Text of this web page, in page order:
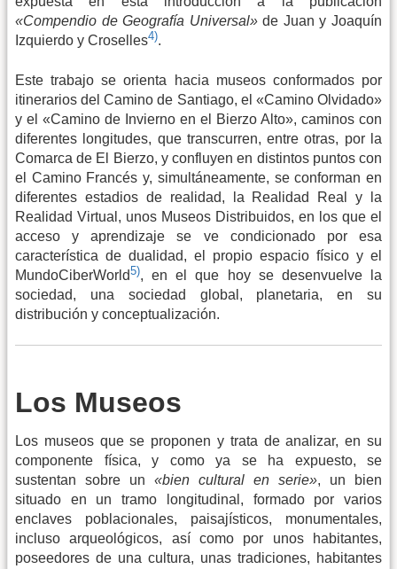
«Compendio de Geografía Universal»de Juan y Joaquín
Izquierdo y Croselles4).
Este trabajo se orienta hacia museos conformados por
itinerarios del Camino de Santiago, el «Camino Olvidado»
y el «Camino de Invierno en el Bierzo Alto», caminos con
diferentes longitudes, que transcurren, entre otras, por la
Comarca de El Bierzo, y confluyen en distintos puntos con
el Camino Francés y, simultáneamente, se conforman en
diferentes estadios de realidad, la Realidad Real y la
Realidad Virtual, unos Museos Distribuidos, en los que el
acceso y aprendizaje se ve condicionado por esa
característica de dualidad, el propio espacio físico y el
MundoCiberWorld5), en el que hoy se desenvuelve la
sociedad, una sociedad global, planetaria, en su
distribución y conceptualización.
Los Museos
Los museos que se proponen y trata de analizar, en su
componente física, y como ya se ha expuesto, se
sustentan sobre un «bien cultural en serie», un bien
situado en un tramo longitudinal, formado por varios
enclaves poblacionales, paisajísticos, monumentales,
incluso arqueológicos, así como por unos habitantes,
poseedores de una cultura, unas tradiciones, habitantes